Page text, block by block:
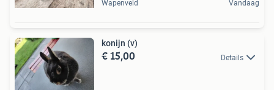
Wapenveld Vandaag
konijn (v)
€ 15,00 Details